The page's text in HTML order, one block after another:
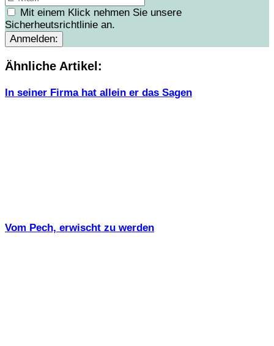
Mit einem Klick nehmen Sie unsere
Sicherheutsrichtlinie an.
Ähnliche Artikel:
In seiner Firma hat allein er das Sagen
Vom Pech, erwischt zu werden